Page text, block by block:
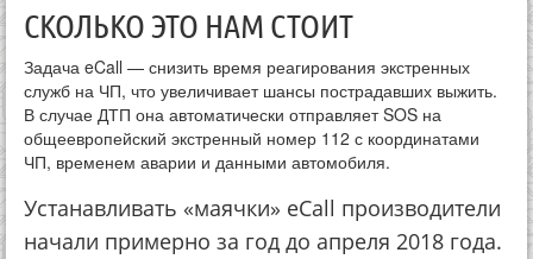
СКОЛЬКО ЭТО НАМ СТОИТ
Задача eCall — снизить время реагирования экстренных
служб на ЧП, что увеличивает шансы пострадавших выжить.
В случае ДТП она автоматически отправляет SOS на
общеевропейский экстренный номер 112 с координатами
ЧП, временем аварии и данными автомобиля.
Устанавливать «маячки» eCall производители
начали примерно за год до апреля 2018 года.